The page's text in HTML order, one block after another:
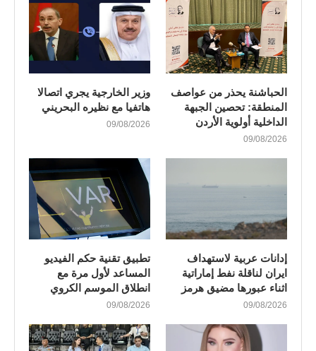
الحباشنة يحذر من عواصف
المنطقة: تحصين الجبهة
الداخلية أولوية الأردن
09/08/2026
وزير الخارجية يجري اتصالا
هاتفيا مع نظيره البحريني
09/08/2026
إدانات عربية لاستهداف
ايران لناقلة نفط إماراتية
اثناء عبورها مضيق هرمز
09/08/2026
تطبيق تقنية حكم الفيديو
المساعد لأول مرة مع
انطلاق الموسم الكروي
09/08/2026